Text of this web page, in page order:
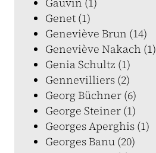
Genet (1)
Geneviève Brun (14)
Geneviève Nakach (1)
Genia Schultz (1)
Gennevilliers (2)
Georg Büchner (6)
George Steiner (1)
Georges Aperghis (1)
Georges Banu (20)